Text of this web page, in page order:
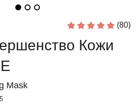
(80)
Кожи
Mask